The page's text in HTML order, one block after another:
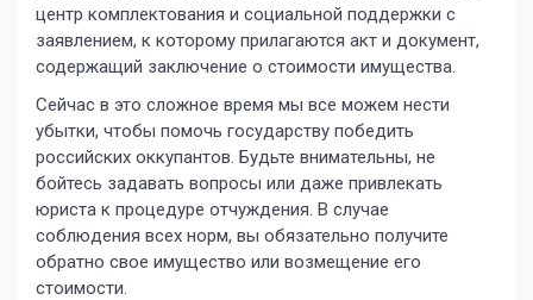
центр комплектования и социальной поддержки с
заявлением, к которому прилагаются акт и документ,
содержащий заключение о стоимости имущества.
Сейчас в это сложное время мы все можем нести
убытки, чтобы помочь государству победить
российских оккупантов. Будьте внимательны, не
бойтесь задавать вопросы или даже привлекать
юриста к процедуре отчуждения. В случае
соблюдения всех норм, вы обязательно получите
обратно свое имущество или возмещение его
стоимости.